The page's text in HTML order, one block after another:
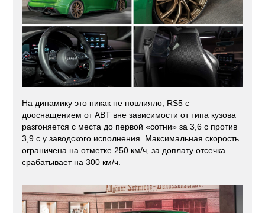
На динамику это никак не повлияло, RS5 с
дооснащением от ABT вне зависимости от типа кузова
разгоняется с места до первой «сотни» за 3,6 с против
3,9 с у заводского исполнения. Максимальная скорость
ограничена на отметке 250 км/ч, за доплату отсечка
срабатывает на 300 км/ч.